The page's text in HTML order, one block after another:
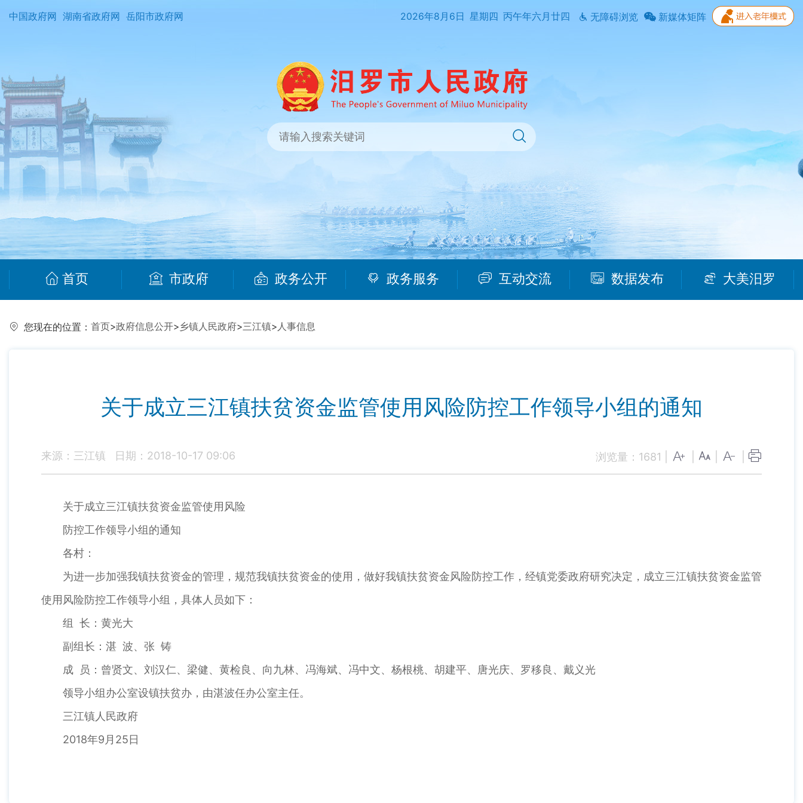
中国政府网 湖南省政府网 岳阳市政府网 2026年8月6日 星期四 丙午年六月廿四 无障碍浏览 新媒体矩阵
首页 市政府 政务公开 政务服务 互动交流 数据发布 大美汨罗
您现在的位置： 首页>政府信息公开>乡镇人民政府>三江镇>人事信息
关于成立三江镇扶贫资金监管使用风险防控工作领导小组的通知
来源：三江镇 日期：2018-10-17 09:06 浏览量： 1681
关于成立三江镇扶贫资金监管使用风险
防控工作领导小组的通知
各村：
为进一步加强我镇扶贫资金的管理，规范我镇扶贫资金的使用，做好我镇扶贫资金风险防控工作，经镇党委政府研究决定，成立三江镇扶贫资金监管
使用风险防控工作领导小组，具体人员如下：
组 长：黄光大
副组长：湛 波、张 铸
成 员：曾贤文、刘汉仁、梁健、黄检良、向九林、冯海斌、冯中文、杨根桃、胡建平、唐光庆、罗移良、戴义光
领导小组办公室设镇扶贫办，由湛波任办公室主任。
三江镇人民政府
2018年9月25日